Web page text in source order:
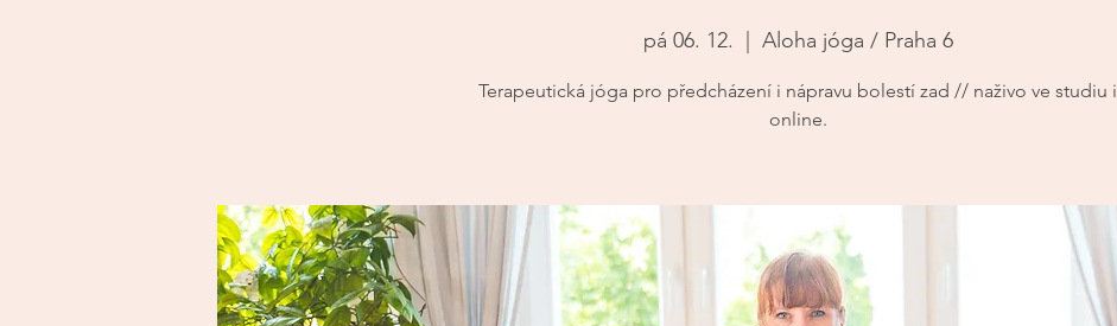
pá 06. 12. Aloha jóga / Praha 6
Terapeutická jóga pro předcházení i nápravu bolestí zad // naživo ve studiu i
online.